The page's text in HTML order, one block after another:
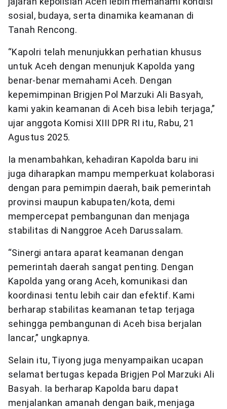
sosial, budaya, serta dinamika keamanan di
Tanah Rencong.
“Kapolri telah menunjukkan perhatian khusus
untuk Aceh dengan menunjuk Kapolda yang
benar-benar memahami Aceh. Dengan
kepemimpinan Brigjen Pol Marzuki Ali Basyah,
kami yakin keamanan di Aceh bisa lebih terjaga,”
ujar anggota Komisi XIII DPR RI itu, Rabu, 21
Agustus 2025.
Ia menambahkan, kehadiran Kapolda baru ini
juga diharapkan mampu memperkuat kolaborasi
dengan para pemimpin daerah, baik pemerintah
provinsi maupun kabupaten/kota, demi
mempercepat pembangunan dan menjaga
stabilitas di Nanggroe Aceh Darussalam.
“Sinergi antara aparat keamanan dengan
pemerintah daerah sangat penting. Dengan
Kapolda yang orang Aceh, komunikasi dan
koordinasi tentu lebih cair dan efektif. Kami
berharap stabilitas keamanan tetap terjaga
sehingga pembangunan di Aceh bisa berjalan
lancar,” ungkapnya.
Selain itu, Tiyong juga menyampaikan ucapan
selamat bertugas kepada Brigjen Pol Marzuki Ali
Basyah. Ia berharap Kapolda baru dapat
menjalankan amanah dengan baik, menjaga